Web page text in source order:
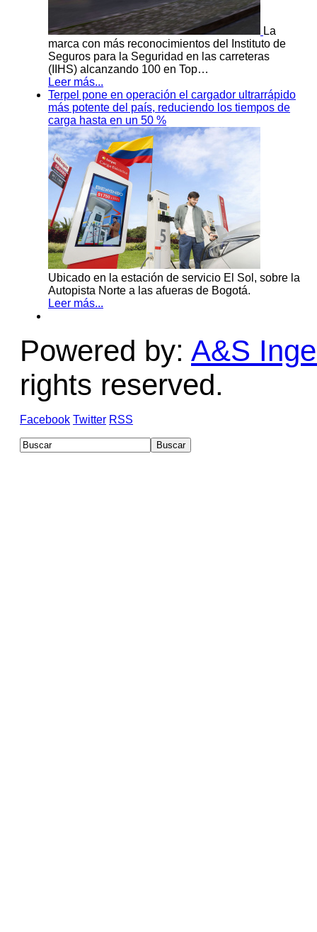
La
marca con más reconocimientos del Instituto de
Seguros para la Seguridad en las carreteras
(IIHS) alcanzando 100 en Top…
Leer más...
Terpel pone en operación el cargador ultrarrápido
más potente del país, reduciendo los tiempos de
carga hasta en un 50 %
Ubicado en la estación de servicio El Sol, sobre la
Autopista Norte a las afueras de Bogotá.
Leer más...
Powered by: A&S
rights reserved.
Facebook Twitter RSS